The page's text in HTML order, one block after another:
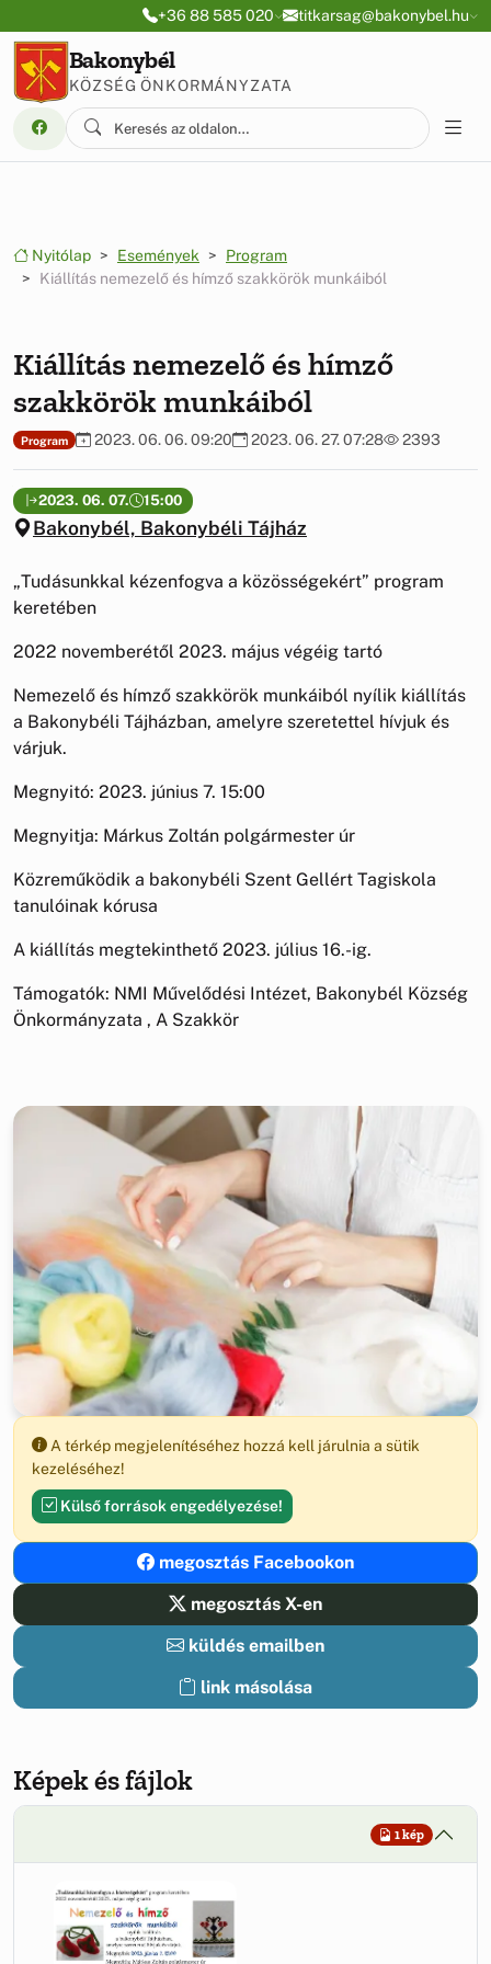
Ugrás a menüre
Ugrás a tartalomra+36 88 585 020 titkarsag@bakonybel.hu
Bakonybél
KÖZSÉG ÖNKORMÁNYZATA
Nyitólap Események
Program
Kiállítás nemezelő és hímző szakkörök munkáiból
Kiállítás nemezelő és hímző
szakkörök munkáiból
Program 2023. 06. 06. 09:20 2023. 06. 27. 07:28 2393
2023. 06. 07. 15:00
Bakonybél, Bakonybéli Tájház
„Tudásunkkal kézenfogva a közösségekért” program
keretében
2022 novemberétől 2023. május végéig tartó
Nemezelő és hímző szakkörök munkáiból nyílik kiállítás
a Bakonybéli Tájházban, amelyre szeretettel hívjuk és
várjuk.
Megnyitó: 2023. június 7. 15:00
Megnyitja: Márkus Zoltán polgármester úr
Közreműködik a bakonybéli Szent Gellért Tagiskola
tanulóinak kórusa
A kiállítás megtekinthető 2023. július 16.-ig.
Támogatók: NMI Művelődési Intézet, Bakonybél Község
Önkormányzata , A Szakkör
A térkép megjelenítéséhez hozzá kell járulnia a sütik
kezeléséhez!
Külső források engedélyezése!
megosztás Facebookon
megosztás X-en
küldés emailben
link másolása
Képek és fájlok
1 kép